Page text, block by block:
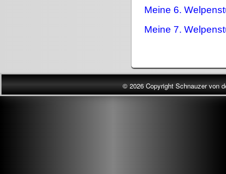
Meine 6.
Meine 7.
© 2026 Copyright Schnauzer von